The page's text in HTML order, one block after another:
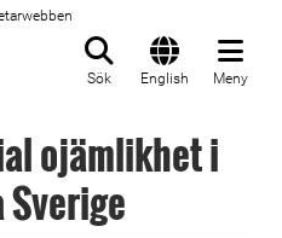
Sök English Meny
ojämlikhet i